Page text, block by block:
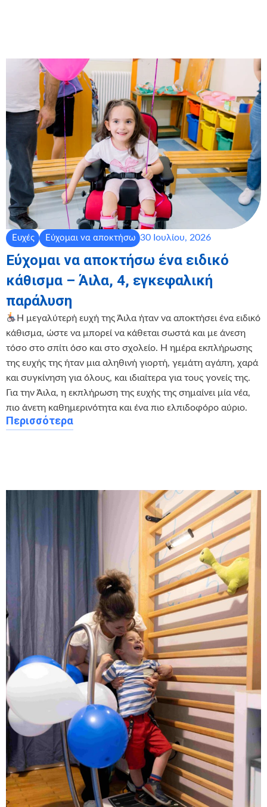
Ευχές Εύχομαι να αποκτήσω 30 Ιουλίου, 2026
Εύχομαι να αποκτήσω ένα ειδικό
κάθισμα – Άιλα, 4, εγκεφαλική
παράλυση
Η μεγαλύτερή ευχή της Άιλα ήταν να αποκτήσει ένα ειδικό
κάθισμα, ώστε να μπορεί να κάθεται σωστά και με άνεση
τόσο στο σπίτι όσο και στο σχολείο. Η ημέρα εκπλήρωσης
της ευχής της ήταν μια αληθινή γιορτή, γεμάτη αγάπη, χαρά
και συγκίνηση για όλους, και ιδιαίτερα για τους γονείς της.
Για την Άιλα, η εκπλήρωση της ευχής της σημαίνει μία νέα,
πιο άνετη καθημερινότητα και ένα πιο ελπιδοφόρο αύριο.
Περισσότερα